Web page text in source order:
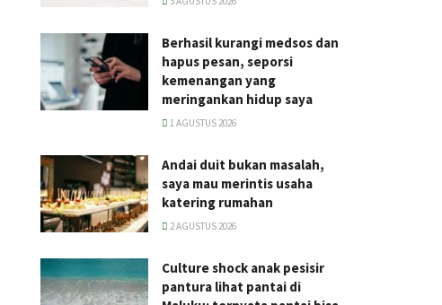
Berhasil kurangi medsos dan
hapus pesan, seporsi
kemenangan yang
meringankan hidup saya
1 AGUSTUS 2026
Andai duit bukan masalah,
saya mau merintis usaha
katering rumahan
2 AGUSTUS 2026
Culture shock anak pesisir
pantura lihat pantai di